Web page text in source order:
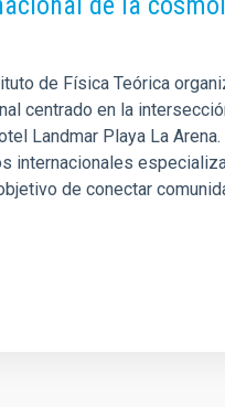
de Física Teórica
centrado en la
Landmar Playa La
internacionales
de conectar